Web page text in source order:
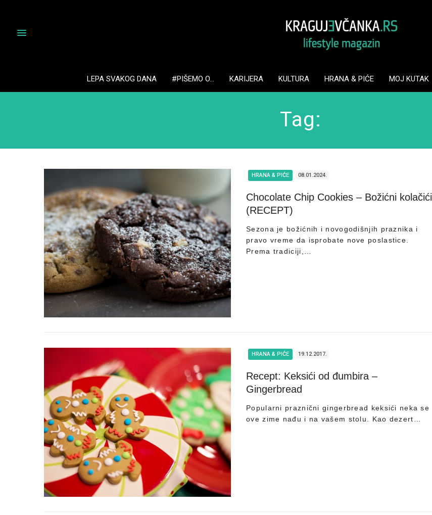
LEPA SVAKOG DANA #PIŠEMO O… KARIJERA KULTURA HRANA & PIĆE MOJ KUTAK
Tag:
HRANA & PIĆE 08.01.2024.
Chocolate Chip Cookies – Božićni kolačići
(RECEPT)
Sezona je božićnih i novogodišnjih praznika i
pravo vreme da isprobate nove poslastice.
Prema tradiciji,…
HRANA & PIĆE 19.12.2017.
Recept: Keksići od đumbira –
Gingerbread
Popularni praznični gingerbread keksići neka se
ove zime nađu i na vašem stolu. Kao dezert…